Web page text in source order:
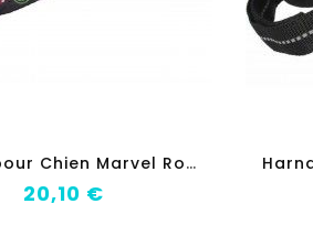
L
aisse pour Chien Marvel Rouge M
Prix
20,10 €